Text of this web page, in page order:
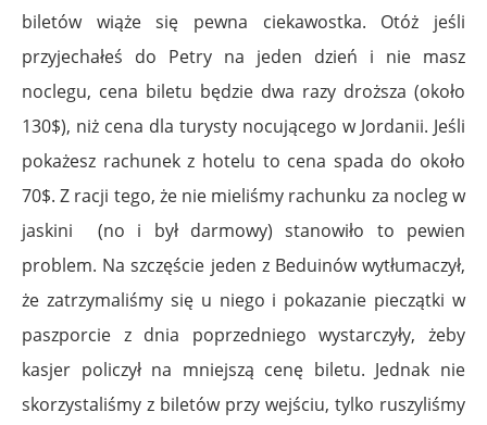
biletów wiąże się pewna ciekawostka. Otóż jeśli
przyjechałeś do Petry na jeden dzień i nie masz
noclegu, cena biletu będzie dwa razy droższa (około
130$), niż cena dla turysty nocującego w Jordanii. Jeśli
pokażesz rachunek z hotelu to cena spada do około
70$. Z racji tego, że nie mieliśmy rachunku za nocleg w
jaskini (no i był darmowy) stanowiło to pewien
problem. Na szczęście jeden z Beduinów wytłumaczył,
że zatrzymaliśmy się u niego i pokazanie pieczątki w
paszporcie z dnia poprzedniego wystarczyły, żeby
kasjer policzył na mniejszą cenę biletu. Jednak nie
skorzystaliśmy z biletów przy wejściu, tylko ruszyliśmy